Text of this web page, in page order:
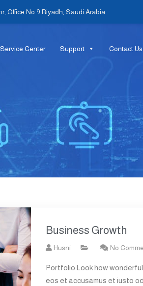
Office No.9 Riyadh, Saudi Arabia.
Center Support Contact Us
Business Growth
Husni No
Portfolio Look how
eos et accusamus et iusto